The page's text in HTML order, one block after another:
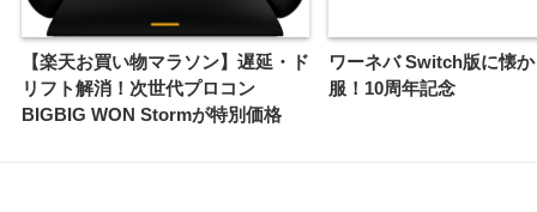
【楽天お買い物マラソン】遅延・ド
リフト解消！次世代プロコン
BIGBIG WON Stormが特別価格
ワーネバ Switch版に懐
服！10周年記念